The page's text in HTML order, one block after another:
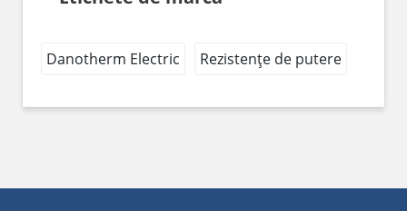
Danotherm Electric Rezistențe de putere